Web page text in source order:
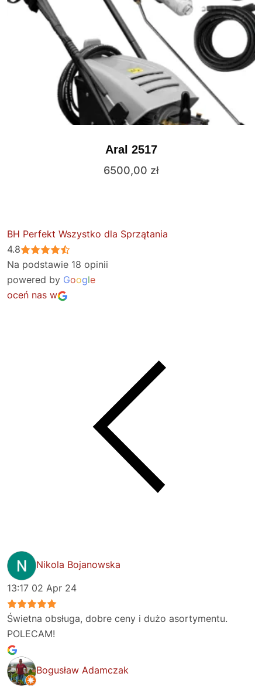
Aral 2517
6500,00 zł
BH Perfekt Wszystko dla Sprzątania
4.8
Na podstawie 18 opinii
powered by Google
oceń nas w
Nikola Bojanowska
13:17 02 Apr 24
Świetna obsługa, dobre ceny i dużo asortymentu.
POLECAM!
Bogusław Adamczak